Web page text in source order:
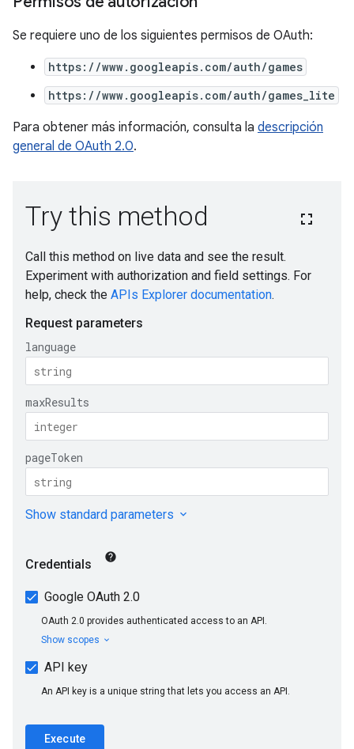
Se requiere uno de los siguientes permisos de OAuth:
https://www.googleapis.com/auth/games
https://www.googleapis.com/auth/games_lite
Para obtener más información, consulta la descripción
general de OAuth 2.0.